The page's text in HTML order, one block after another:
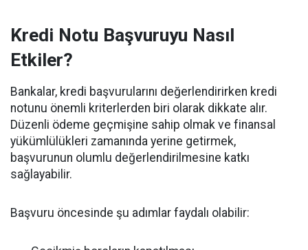
Kredi Notu Başvuruyu Nasıl
Etkiler?
Bankalar, kredi başvurularını değerlendirirken kredi
notunu önemli kriterlerden biri olarak dikkate alır.
Düzenli ödeme geçmişine sahip olmak ve finansal
yükümlülükleri zamanında yerine getirmek,
başvurunun olumlu değerlendirilmesine katkı
sağlayabilir.
Başvuru öncesinde şu adımlar faydalı olabilir: